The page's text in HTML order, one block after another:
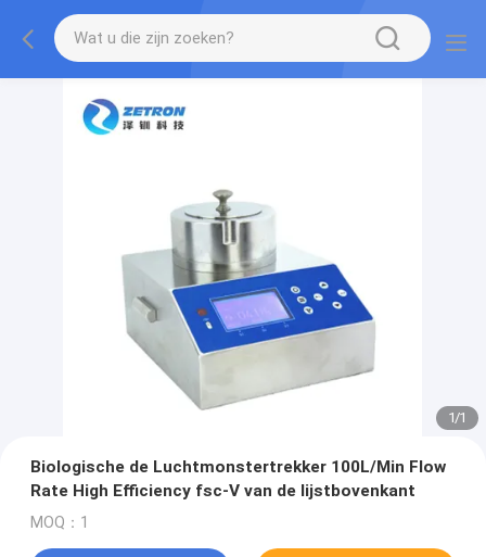
1/1
Biologische de Luchtmonstertrekker 100L/Min Flow
Rate High Efficiency fsc-V van de lijstbovenkant
MOQ：1